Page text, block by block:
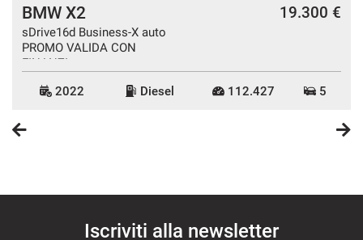
BMW X2
sDrive16d Business-X auto
PROMO VALIDA CON
FINANZI
19.300 €
2022 Diesel 112.427 5
Iscriviti alla newsletter